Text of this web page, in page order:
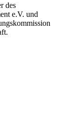
des
e.V. und